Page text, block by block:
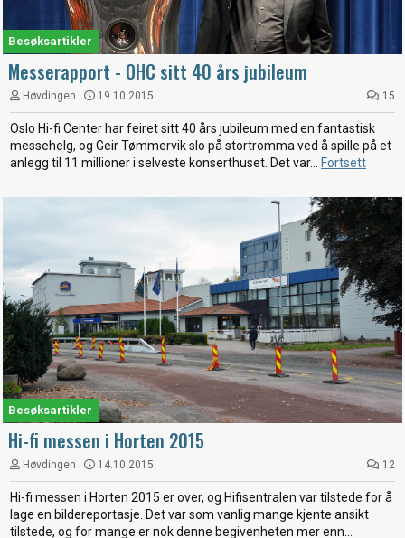
Besøksartikler
Messerapport - OHC sitt 40 års jubileum
Høvdingen 19.10.2015 15
Oslo Hi-fi Center har feiret sitt 40 års jubileum med en fantastisk
messehelg, og Geir Tømmervik slo på stortromma ved å spille på et
anlegg til 11 millioner i selveste konserthuset. Det var... Fortsett
Besøksartikler
Hi-fi messen i Horten 2015
Høvdingen 14.10.2015 12
Hi-fi messen i Horten 2015 er over, og Hifisentralen var tilstede for å
lage en bildereportasje. Det var som vanlig mange kjente ansikt
tilstede, og for mange er nok denne begivenheten mer enn...